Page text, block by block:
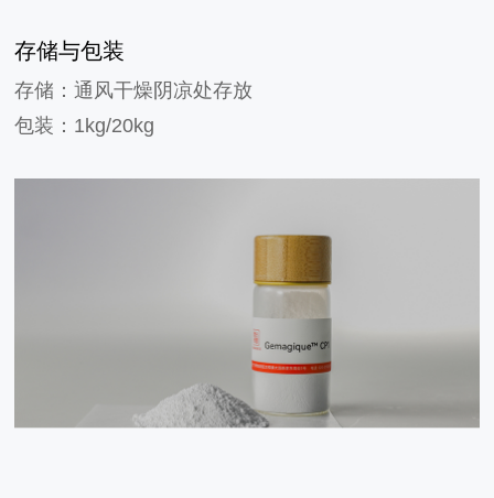
存储与包装
存储：通风干燥阴凉处存放
包装：1kg/20kg